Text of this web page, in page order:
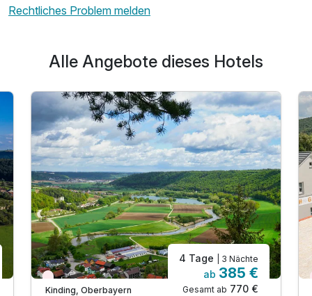
Rechtliches Problem melden
Alle Angebote dieses Hotels
Nur noch Restplätze
Kinding, Oberbayern
4 Tage | 3 Nächte
ab 385 €
Gesamt ab 770 €